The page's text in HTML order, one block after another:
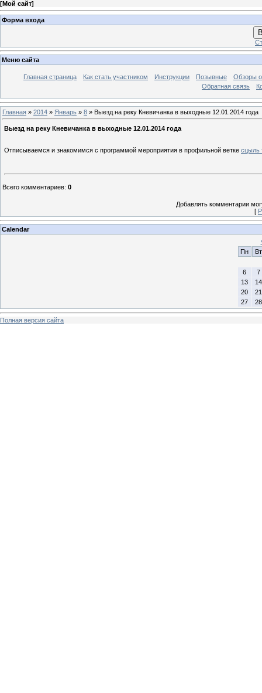
[Мой сайт]
Форма входа
Меню сайта
Главная страница Как стать участником Инструкции Позывные
Обзоры
Обратная связь
Главная » 2014 » Январь » 8 » Выезд на реку Кневичанка в выходные 12.01.2014 года
Выезд на реку Кневичанка в выходные 12.01.2014 года
Отписываемся и знакомимся с программой мероприятия в профильной ветке сцыль
Всего комментариев: 0
Добавлять комментарии
[
Calendar
Пн
Вт
6
7
13
14
20
21
27
28
Полная версия сайта